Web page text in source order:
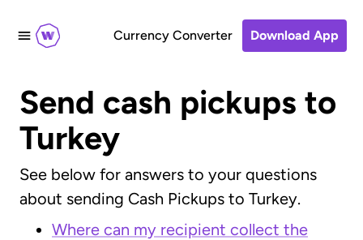
Currency Converter Download App
Send cash pickups to
Turkey
See below for answers to your questions
about sending Cash Pickups to Turkey.
Where can my recipient collect the